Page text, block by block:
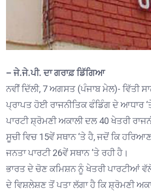
– ਜੇ.ਜੇ.ਪੀ. ਦਾ ਗਰਾਫ਼ ਡਿੱਗਿਆ
ਨਵੀਂ ਦਿੱਲੀ, 7 ਅਗਸਤ (ਪੰਜਾਬ ਮੇਲ)- ਵਿੱਤੀ
ਪ੍ਰਾਪਤ ਹੋਈ ਰਾਜਨੀਤਿਕ ਫੰਡਿੰਗ ਦੇ ਆਧਾਰ
ਪਾਰਟੀ ਸ਼੍ਰੋਮਣੀ ਅਕਾਲੀ ਦਲ 40 ਖੇਤਰੀ
ਸੂਚੀ ਵਿਚ 15ਵੇਂ ਸਥਾਨ ‘ਤੇ ਹੈ, ਜਦੋਂ ਕਿ
ਜਨਤਾ ਪਾਰਟੀ 26ਵੇਂ ਸਥਾਨ ‘ਤੇ ਰਹੀ ਹੈ।
ਭਾਰਤ ਦੇ ਚੋਣ ਕਮਿਸ਼ਨ ਨੂੰ ਖੇਤਰੀ ਪਾਰਟੀਆਂ
ਦੇ ਵਿਸ਼ਲੇਸ਼ਣ ਤੋਂ ਪਤਾ ਲੱਗਾ ਹੈ ਕਿ ਸ਼੍ਰੋਮਣੀ